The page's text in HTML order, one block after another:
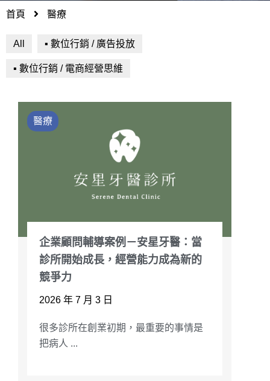
首頁 醫療
All ▪ 數位行銷 / 廣告投放
▪ 數位行銷 / 電商經營思維
醫療
企業顧問輔導案例－安星牙醫：當
診所開始成長，經營能力成為新的
競爭力
2026 年 7 月 3 日
很多診所在創業初期，最重要的事情是
把病人 ...